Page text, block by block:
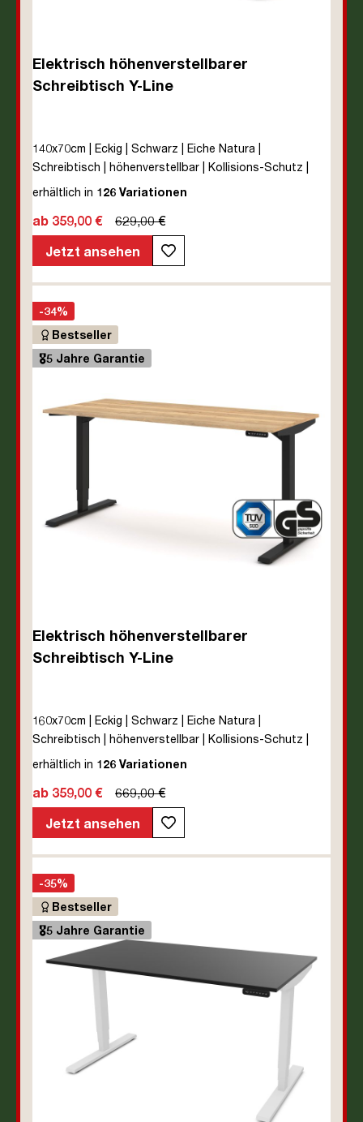
Elektrisch höhenverstellbarer
Schreibtisch Y-Line
140x70cm | Eckig | Schwarz | Eiche Natura |
Schreibtisch | höhenverstellbar | Kollisions-Schutz |
Elektrisch höhenverstellbar | Kindersicherung | Metall |
Jahre Herstellergarantie | unmontiert | TÜV© mobiles
Arbeiten | bis zu 80 kg | Y-Line | Steckertyp C
erhältlich in 126 Variationen
ab 359,00 €
629,00 €
Jetzt ansehen
-34%
Bestseller
🎖️5 Jahre Garantie
Elektrisch höhenverstellbarer
Schreibtisch Y-Line
160x70cm | Eckig | Schwarz | Eiche Natura |
Schreibtisch | höhenverstellbar | Kollisions-Schutz |
Elektrisch höhenverstellbar | Kindersicherung | Metall |
Jahre Herstellergarantie | unmontiert | TÜV© mobiles
Arbeiten | bis zu 80 kg | Y-Line | Steckertyp C
erhältlich in 126 Variationen
ab 359,00 €
669,00 €
Jetzt ansehen
-35%
Bestseller
🎖️5 Jahre Garantie